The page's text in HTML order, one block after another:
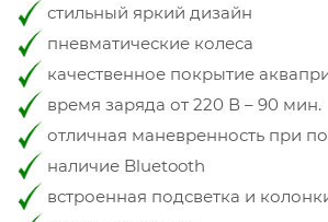
стильный яркий дизайн
пневматические колеса
качественное покрытие
время заряда от 220 В – 90 мин.
отличная маневренность при
наличие Bluetooth
встроенная подсветка и